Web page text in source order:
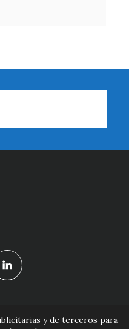
y de terceros para